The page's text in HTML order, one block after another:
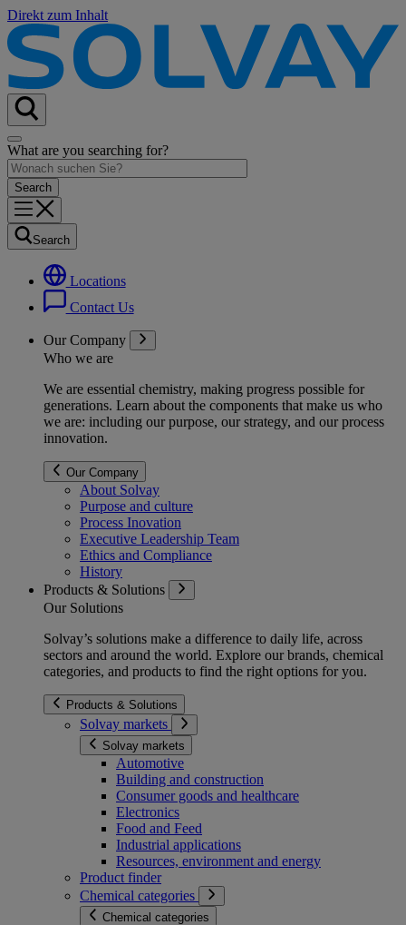
Direkt zum Inhalt
What are you searching for?
Search
Locations
Contact Us
Our Company
Who we are
We are essential chemistry, making progress possible for
generations. Learn about the components that make us who
we are: including our purpose, our strategy, and our process
innovation.
Our Company
About Solvay
Purpose and culture
Process Inovation
Executive Leadership Team
Ethics and Compliance
History
Products & Solutions
Our Solutions
Solvay’s solutions make a difference to daily life, across
sectors and around the world. Explore our brands, chemical
categories, and products to find the right options for you.
Products & Solutions
Solvay markets
Solvay markets
Automotive
Building and construction
Consumer goods and healthcare
Electronics
Food and Feed
Industrial applications
Resources, environment and energy
Product finder
Chemical categories
Chemical categories